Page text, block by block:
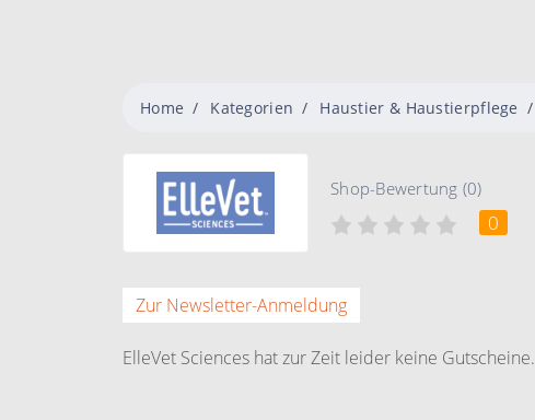
Home Kategorien Haustier & Haustierpflege
Shop-Bewertung (0)
0
Zur Newsletter-Anmeldung
ElleVet Sciences hat zur Zeit leider keine Gutscheine.